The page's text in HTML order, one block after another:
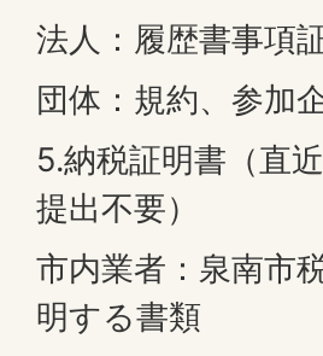
法人：履歴書事項
団体：規約、参加
5.納税証明書（直
提出不要）
市内業者：泉南市
明する書類